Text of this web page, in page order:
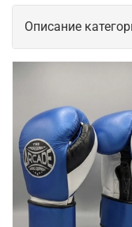
Описание
перчатки
Боксерские
элементом
производители
качеству
чтобы
комфорт во